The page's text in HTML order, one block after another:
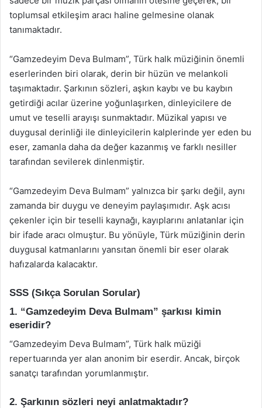
toplumsal etkileşim aracı haline gelmesine olanak
tanımaktadır.
“Gamzedeyim Deva Bulmam”, Türk halk müziğinin önemli
eserlerinden biri olarak, derin bir hüzün ve melankoli
taşımaktadır. Şarkının sözleri, aşkın kaybı ve bu kaybın
getirdiği acılar üzerine yoğunlaşırken, dinleyicilere de
umut ve teselli arayışı sunmaktadır. Müzikal yapısı ve
duygusal derinliği ile dinleyicilerin kalplerinde yer eden bu
eser, zamanla daha da değer kazanmış ve farklı nesiller
tarafından sevilerek dinlenmiştir.
“Gamzedeyim Deva Bulmam” yalnızca bir şarkı değil, aynı
zamanda bir duygu ve deneyim paylaşımıdır. Aşk acısı
çekenler için bir teselli kaynağı, kayıplarını anlatanlar için
bir ifade aracı olmuştur. Bu yönüyle, Türk müziğinin derin
duygusal katmanlarını yansıtan önemli bir eser olarak
hafızalarda kalacaktır.
SSS (Sıkça Sorulan Sorular)
1. “Gamzedeyim Deva Bulmam” şarkısı kimin
eseridir?
“Gamzedeyim Deva Bulmam”, Türk halk müziği
repertuarında yer alan anonim bir eserdir. Ancak, birçok
sanatçı tarafından yorumlanmıştır.
2. Şarkının sözleri neyi anlatmaktadır?